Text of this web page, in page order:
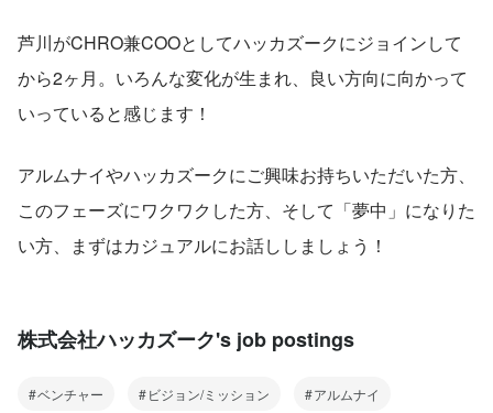
芦川がCHRO兼COOとしてハッカズークにジョインして
から2ヶ月。いろんな変化が生まれ、良い方向に向かって
いっていると感じます！
アルムナイやハッカズークにご興味お持ちいただいた方、
このフェーズにワクワクした方、そして「夢中」になりた
い方、まずはカジュアルにお話ししましょう！
株式会社ハッカズーク's job postings
ベンチャー ビジョン/ミッション アルムナイ